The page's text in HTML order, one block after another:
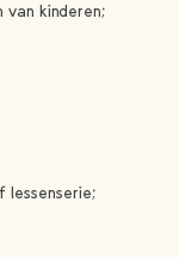
kinderen;
lessenserie;